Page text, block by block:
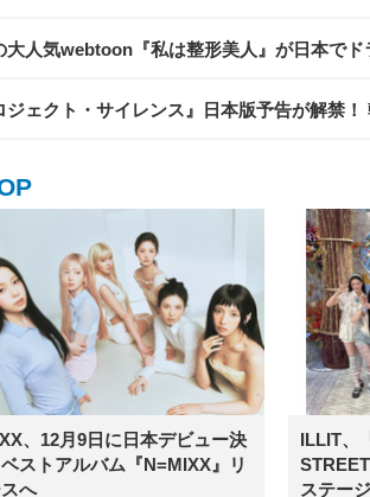
大人気webtoon『私は整形美人』が日本で
ジェクト・サイレンス』日本版予告が解禁
、12月9日に日本デビュー決
ストアルバム『N=MIXX』リ
へ
ILLIT、
ステー